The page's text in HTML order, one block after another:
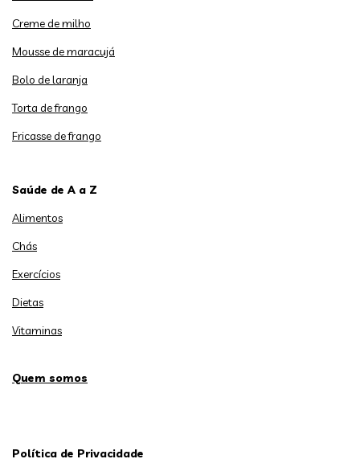
Creme de milho
Mousse de maracujá
Bolo de laranja
Torta de frango
Fricasse de frango
Saúde de A a Z
Alimentos
Chás
Exercícios
Dietas
Vitaminas
Quem somos
Política de Privacidade